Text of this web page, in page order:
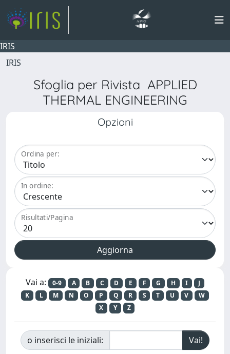
IRIS
IRIS
Sfoglia per Rivista APPLIED
THERMAL ENGINEERING
Opzioni
Ordina per:
In ordine:
Risultati/Pagina
Vai a: 0-9 A B C D E F G H I
J
K
L M N O P Q R S T U V
W
X
Y Z
o inserisci le iniziali: